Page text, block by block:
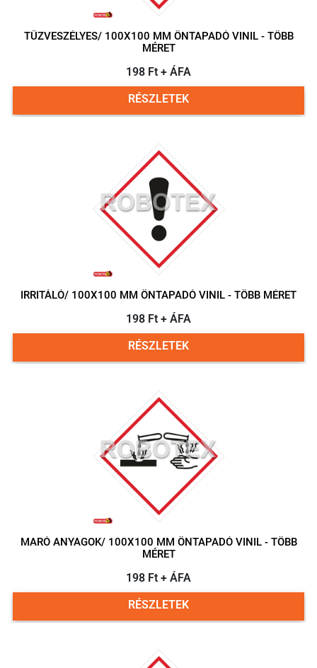
TŰZVESZÉLYES/ 100X100 MM ÖNTAPADÓ VINIL - TÖBB
MÉRET
198 Ft + ÁFA
RÉSZLETEK
IRRITÁLÓ/ 100X100 MM ÖNTAPADÓ VINIL - TÖBB MÉRET
198 Ft + ÁFA
RÉSZLETEK
MARÓ ANYAGOK/ 100X100 MM ÖNTAPADÓ VINIL - TÖBB
MÉRET
198 Ft + ÁFA
RÉSZLETEK